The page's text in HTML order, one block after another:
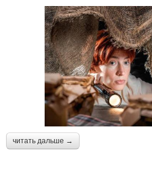
читать дальше →